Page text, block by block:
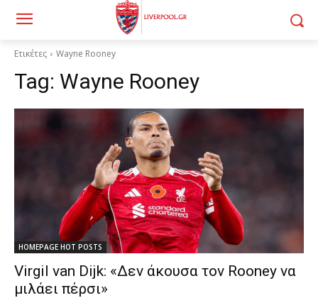
Ετικέτες Wayne Rooney
Tag: Wayne Rooney
HOMEPAGE HOT POSTS
Virgil van Dijk: «Δεν άκουσα τον Rooney να
μιλάει πέρσι»